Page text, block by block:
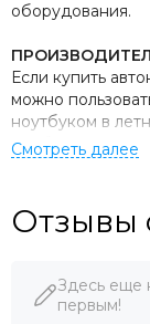
оборудования.
Если купить
можно
ноутбуком в
приборами. Вы
техобслуживание.
• Солнечные
батарей.
Отзывы
Здесь еще
первым!